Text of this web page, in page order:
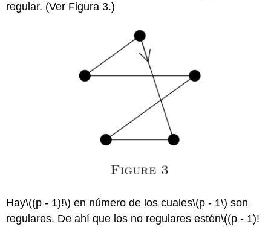
regular. (Ver Figura 3.)
Hay\((p - 1)!\) en número de los cuales\(p - 1\) son
regulares. De ahí que los no regulares estén\((p - 1)!